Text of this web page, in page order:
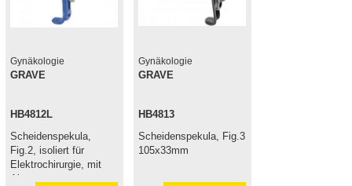
Gynäkologie
GRAVE
HB4812L
Scheidenspekula,
Fig.2, isoliert für
Elektrochirurgie, mit
Absaugung
Gynäkologie
GRAVE
HB4813
Scheidenspekula, Fig.3
105x33mm